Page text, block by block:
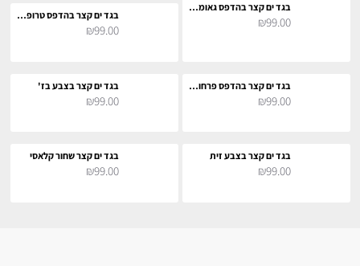
בגד ים קצר בהדפס גאומטרי
₪99.00 בגד ים קצר בהדפס טרופי בגוון ורוד
₪99.00
בגד ים קצר בהדפס פרחוני צבעוני
₪99.00
בגד ים קצר בצבע בז'
₪99.00
בגד ים קצר בצבע זית
₪99.00
בגד ים קצר שחור קלאסי
₪99.00